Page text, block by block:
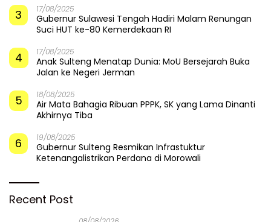
3 17/08/2025
Gubernur Sulawesi Tengah Hadiri Malam Renungan
Suci HUT ke-80 Kemerdekaan RI
4 17/08/2025
Anak Sulteng Menatap Dunia: MoU Bersejarah Buka
Jalan ke Negeri Jerman
5 18/08/2025
Air Mata Bahagia Ribuan PPPK, SK yang Lama Dinanti
Akhirnya Tiba
6 19/08/2025
Gubernur Sulteng Resmikan Infrastuktur
Ketenangalistrikan Perdana di Morowali
Recent Post